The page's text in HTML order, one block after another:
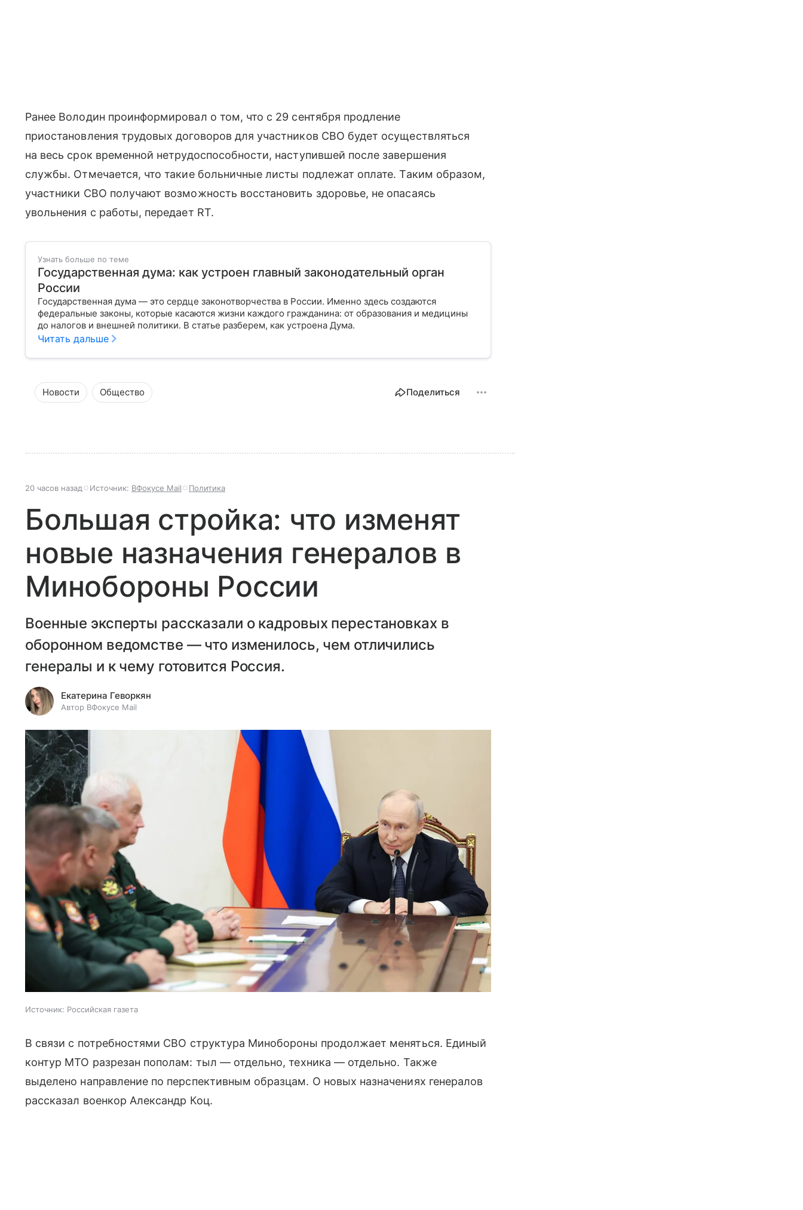
Ранее Володин проинформировал о том, что с 29 сентября продление
приостановления трудовых договоров для участников СВО будет осуществляться
на весь срок временной нетрудоспособности, наступившей после завершения
службы. Отмечается, что такие больничные листы подлежат оплате. Таким образом,
участники СВО получают возможность восстановить здоровье, не опасаясь
увольнения с работы, передает RT.
Узнать больше по теме
Государственная дума: как устроен главный законодательный орган
России
Государственная дума — это сердце законотворчества в России. Именно здесь создаются
федеральные законы, которые касаются жизни каждого гражданина: от образования и медицины
до налогов и внешней политики. В статье разберем, как устроена Дума.
Читать дальше
Новости Общество Поделиться
20 часов назад Источник: ВФокусе Mail Политика
Большая стройка: что изменят
новые назначения генералов в
Минобороны России
Военные эксперты рассказали о кадровых перестановках в
оборонном ведомстве — что изменилось, чем отличились
генералы и к чему готовится Россия.
Екатерина Геворкян
Автор ВФокусе Mail
Источник: Российская газета
В связи с потребностями СВО структура Минобороны продолжает меняться. Единый
контур МТО разрезан пополам: тыл — отдельно, техника — отдельно. Также
выделено направление по перспективным образцам. О новых назначениях генералов
рассказал военкор Александр Коц.